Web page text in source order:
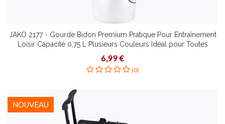
JAKO 2177 - Gourde Bidon Premium Pratique Pour Entraînement
Loisir Capacité 0,75 L Plusieurs Couleurs Idéal pour Toutes
Activités Sportives
6,99 €
(0)
NOUVEAU